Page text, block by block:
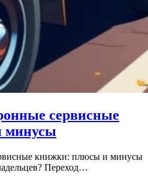
сервисные
минусы
книжки: плюсы и минусы
Переход…